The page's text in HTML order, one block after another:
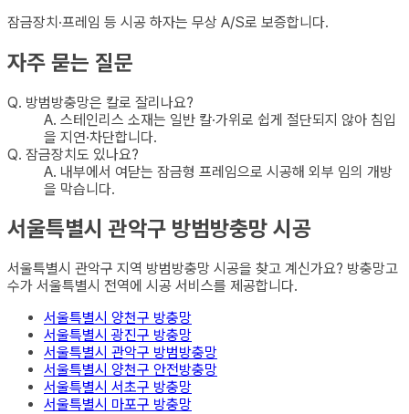
잠금장치·프레임 등 시공 하자는 무상 A/S로 보증합니다.
자주 묻는 질문
Q. 방범방충망은 칼로 잘리나요?
A. 스테인리스 소재는 일반 칼·가위로 쉽게 절단되지 않아 침입
을 지연·차단합니다.
Q. 잠금장치도 있나요?
A. 내부에서 여닫는 잠금형 프레임으로 시공해 외부 임의 개방
을 막습니다.
서울특별시 관악구 방범방충망 시공
서울특별시 관악구 지역 방범방충망 시공을 찾고 계신가요? 방충망고
수가 서울특별시 전역에 시공 서비스를 제공합니다.
서울특별시 양천구 방충망
서울특별시 광진구 방충망
서울특별시 관악구 방범방충망
서울특별시 양천구 안전방충망
서울특별시 서초구 방충망
서울특별시 마포구 방충망